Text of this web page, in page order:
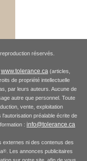
réservés.
www.tolerance.ca(articles,
de propriété intellectuelle
par leurs auteurs. Aucune de
autre que personnel. Toute
vente, exploitation
préalable écrite de
: info@tolerance.ca
externes ni des contenus des
®. Les annonces publicitaires